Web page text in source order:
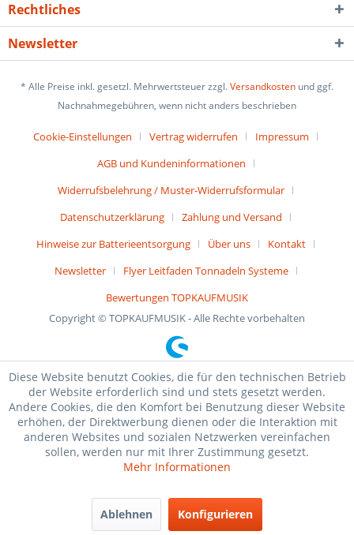
Rechtliches
Newsletter
* Alle Preise inkl. gesetzl. Mehrwertsteuer zzgl.Versandkosten und ggf.
Nachnahmegebühren, wenn nicht anders beschrieben
Cookie-Einstellungen Vertrag widerrufen
Impressum
AGB und Kundeninformationen
Widerrufsbelehrung / Muster-Widerrufsformular
Datenschutzerklärung
Zahlung und Versand
Hinweise zur Batterieentsorgung
Über uns
Kontakt
Newsletter
Flyer Leitfaden Tonnadeln Systeme
Bewertungen TOPKAUFMUSIK
Copyright © TOPKAUFMUSIK - Alle Rechte vorbehalten
Diese Website benutzt Cookies, die für den technischen Betrieb
der Website erforderlich sind und stets gesetzt werden.
Andere Cookies, die den Komfort bei Benutzung dieser Website
erhöhen, der Direktwerbung dienen oder die Interaktion mit
anderen Websites und sozialen Netzwerken vereinfachen
sollen, werden nur mit Ihrer Zustimmung gesetzt.
Mehr Informationen
Ablehnen Konfigurieren